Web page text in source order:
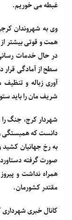
غبطه می خوریم.
وی به شهروندان
همت و قوتی بیشتر از
در حال خدمات
سطح از آمادگی قرار
آوری زباله و تنظیف
شریف مان را باید
شهردار کرج، جنگ
دانست که همبستگی
به رخ جهانیان
صورت گرفته
همراه نداشت و
مقتدر کشورمان.
کانال خبری شهرداری